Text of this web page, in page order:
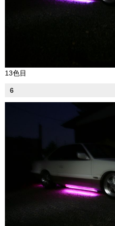
13色目
6